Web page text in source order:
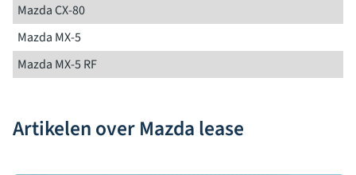
Mazda CX-80
Mazda MX-5
Mazda MX-5 RF
Artikelen over Mazda lease